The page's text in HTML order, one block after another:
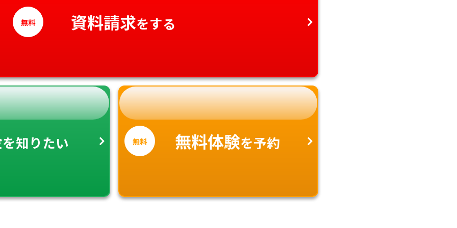
無料 資料請求をする
を知りたい 無料 無料体験を予約